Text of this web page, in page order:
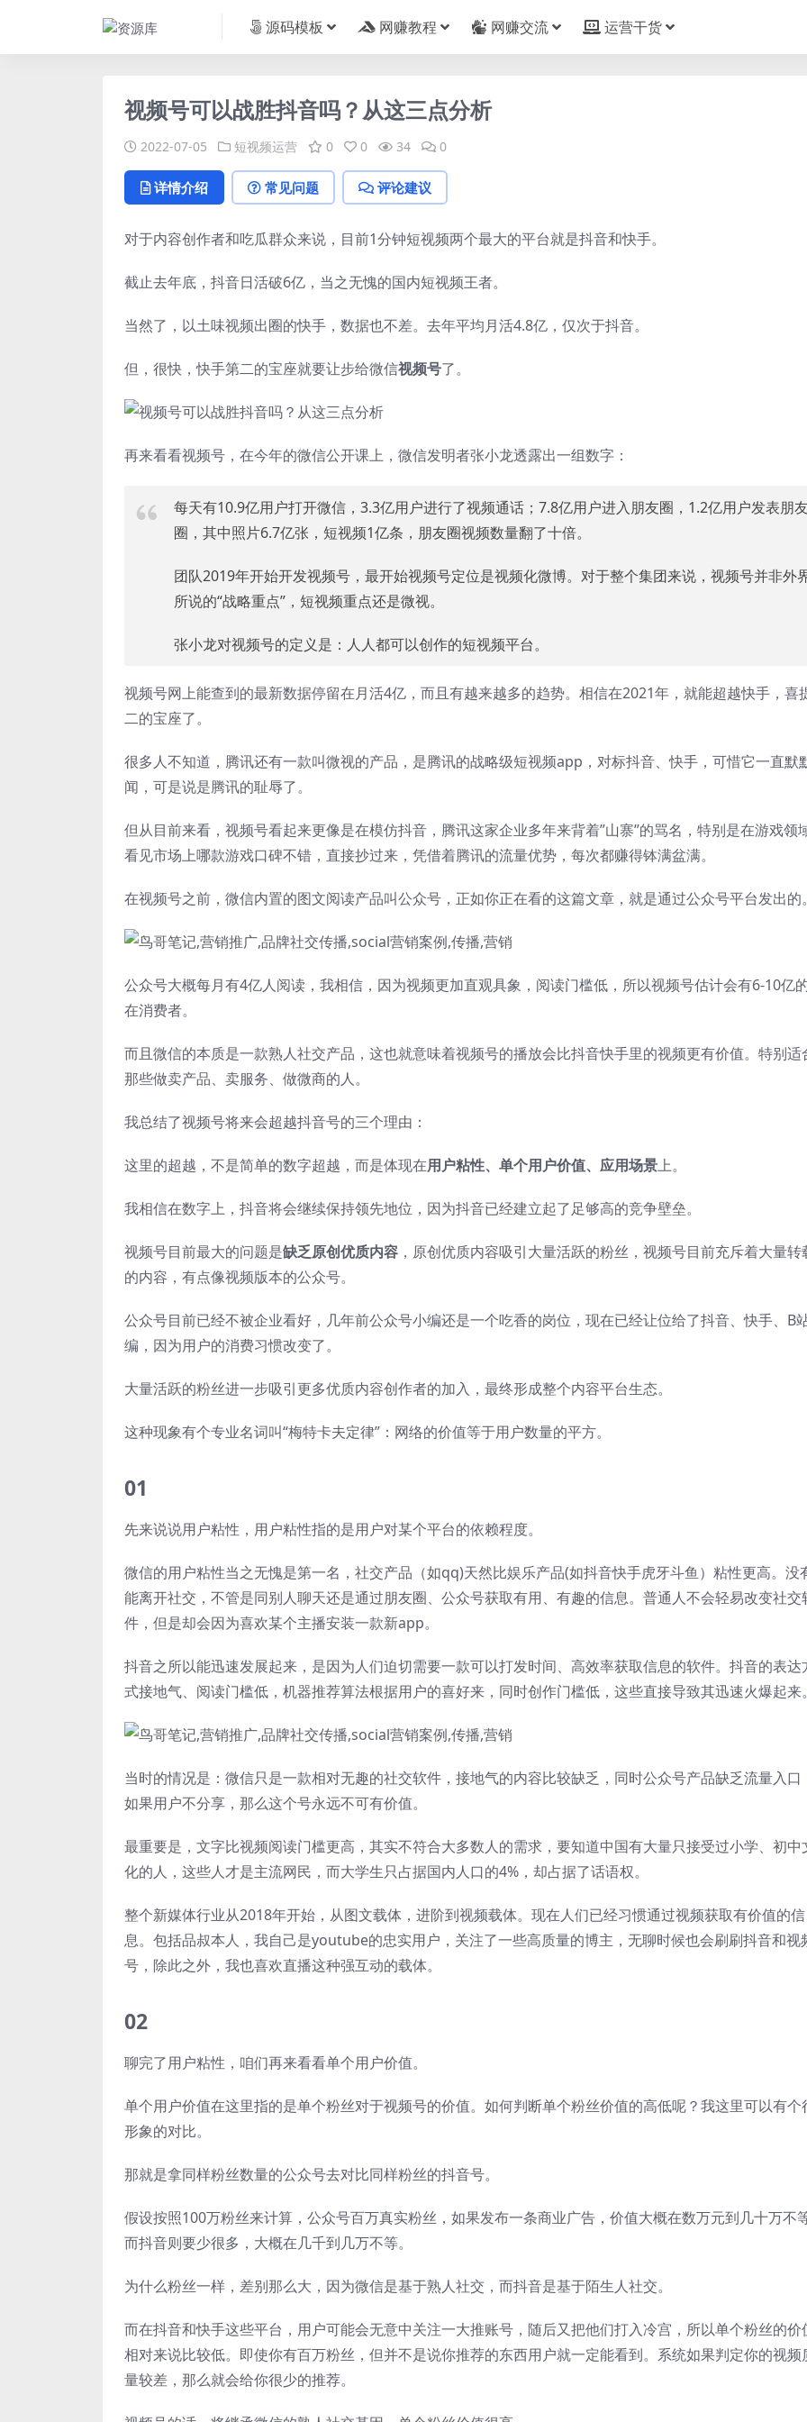
源码模板 网赚教程 网赚交流 运营干货
视频号可以战胜抖音吗？从这三点分析
2022-07-05 短视频运营 0 0 34 0
详情介绍 常见问题 评论建议
对于内容创作者和吃瓜群众来说，目前1分钟短视频两个最大的平台就是抖音和快手。
截止去年底，抖音日活破6亿，当之无愧的国内短视频王者。
当然了，以土味视频出圈的快手，数据也不差。去年平均月活4.8亿，仅次于抖音。
但，很快，快手第二的宝座就要让步给微信视频号了。
再来看看视频号，在今年的微信公开课上，微信发明者张小龙透露出一组数字：
每天有10.9亿用户打开微信，3.3亿用户进行了视频通话；7.8亿用户进入朋友圈，1.2亿用户发表朋
圈，其中照片6.7亿张，短视频1亿条，朋友圈视频数量翻了十倍。
团队2019年开始开发视频号，最开始视频号定位是视频化微博。对于整个集团来说，视频号并非外
所说的“战略重点”，短视频重点还是微视。
张小龙对视频号的定义是：人人都可以创作的短视频平台。
视频号网上能查到的最新数据停留在月活4亿，而且有越来越多的趋势。相信在2021年，就能超越快手，喜
二的宝座了。
很多人不知道，腾讯还有一款叫微视的产品，是腾讯的战略级短视频app，对标抖音、快手，可惜它一直默
闻，可是说是腾讯的耻辱了。
但从目前来看，视频号看起来更像是在模仿抖音，腾讯这家企业多年来背着”山寨”的骂名，特别是在游戏领
看见市场上哪款游戏口碑不错，直接抄过来，凭借着腾讯的流量优势，每次都赚得钵满盆满。
在视频号之前，微信内置的图文阅读产品叫公众号，正如你正在看的这篇文章，就是通过公众号平台发出的。
公众号大概每月有4亿人阅读，我相信，因为视频更加直观具象，阅读门槛低，所以视频号估计会有6-10亿
在消费者。
而且微信的本质是一款熟人社交产品，这也就意味着视频号的播放会比抖音快手里的视频更有价值。特别适
那些做卖产品、卖服务、做微商的人。
我总结了视频号将来会超越抖音号的三个理由：
这里的超越，不是简单的数字超越，而是体现在用户粘性、单个用户价值、应用场景上。
我相信在数字上，抖音将会继续保持领先地位，因为抖音已经建立起了足够高的竞争壁垒。
视频号目前最大的问题是缺乏原创优质内容 ，原创优质内容吸引大量活跃的粉丝，视频号目前充斥着大量转
的内容，有点像视频版本的公众号。
公众号目前已经不被企业看好，几年前公众号小编还是一个吃香的岗位，现在已经让位给了抖音、快手、B
编，因为用户的消费习惯改变了。
大量活跃的粉丝进一步吸引更多优质内容创作者的加入，最终形成整个内容平台生态。
这种现象有个专业名词叫“梅特卡夫定律”：网络的价值等于用户数量的平方。
01
先来说说用户粘性，用户粘性指的是用户对某个平台的依赖程度。
微信的用户粘性当之无愧是第一名，社交产品（如qq)天然比娱乐产品(如抖音快手虎牙斗鱼）粘性更高。没
能离开社交，不管是同别人聊天还是通过朋友圈、公众号获取有用、有趣的信息。普通人不会轻易改变社交
件，但是却会因为喜欢某个主播安装一款新app。
抖音之所以能迅速发展起来，是因为人们迫切需要一款可以打发时间、高效率获取信息的软件。抖音的表达
式接地气、阅读门槛低，机器推荐算法根据用户的喜好来，同时创作门槛低，这些直接导致其迅速火爆起来。
当时的情况是：微信只是一款相对无趣的社交软件，接地气的内容比较缺乏，同时公众号产品缺乏流量入口
如果用户不分享，那么这个号永远不可有价值。
最重要是，文字比视频阅读门槛更高，其实不符合大多数人的需求，要知道中国有大量只接受过小学、初中
化的人，这些人才是主流网民，而大学生只占据国内人口的4%，却占据了话语权。
整个新媒体行业从2018年开始，从图文载体，进阶到视频载体。现在人们已经习惯通过视频获取有价值的信
息。包括品叔本人，我自己是youtube的忠实用户，关注了一些高质量的博主，无聊时候也会刷刷抖音和视
号，除此之外，我也喜欢直播这种强互动的载体。
02
聊完了用户粘性，咱们再来看看单个用户价值。
单个用户价值在这里指的是单个粉丝对于视频号的价值。如何判断单个粉丝价值的高低呢？我这里可以有个
形象的对比。
那就是拿同样粉丝数量的公众号去对比同样粉丝的抖音号。
假设按照100万粉丝来计算，公众号百万真实粉丝，如果发布一条商业广告，价值大概在数万元到几十万不等
而抖音则要少很多，大概在几千到几万不等。
为什么粉丝一样，差别那么大，因为微信是基于熟人社交，而抖音是基于陌生人社交。
而在抖音和快手这些平台，用户可能会无意中关注一大推账号，随后又把他们打入冷宫，所以单个粉丝的价
相对来说比较低。即使你有百万粉丝，但并不是说你推荐的东西用户就一定能看到。系统如果判定你的视频
量较差，那么就会给你很少的推荐。